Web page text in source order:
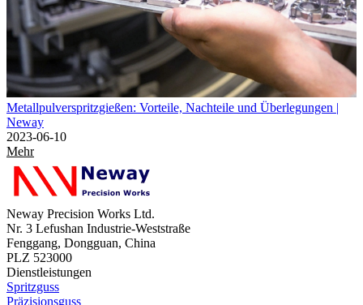
Metallpulverspritzgießen: Vorteile, Nachteile und Überlegungen |
Neway
2023-06-10
Mehr
Neway Precision Works Ltd.
Nr. 3 Lefushan Industrie-Weststraße
Fenggang, Dongguan, China
PLZ 523000
Dienstleistungen
Spritzguss
Präzisionsguss